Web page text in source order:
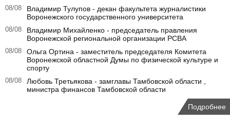
08/08
Владимир Тулупов - декан факультета журналистики
Воронежского государственного университета
08/08
Владимир Михайленко - председатель правления
Воронежской региональной организации РСВА
08/08
Ольга Ортина - заместитель председателя Комитета
Воронежской областной Думы по физической культуре и
спорту
08/08
Любовь Третьякова - замглавы Тамбовской области ,
министра финансов Тамбовской области
Подробнее